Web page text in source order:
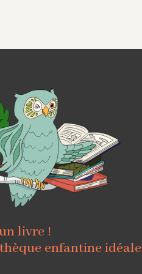
livre !
enfantine idéale